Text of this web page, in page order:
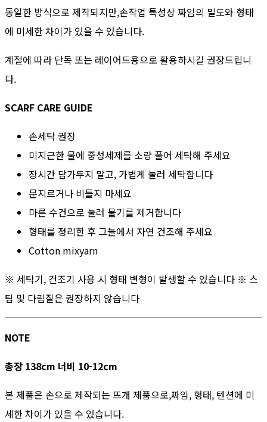
동일한 방식으로 제작되지만,손작업 특성상 짜임의 밀도와 형태
에 미세한 차이가 있을 수 있습니다.
계절에 따라 단독 또는 레이어드용으로 활용하시길 권장드립니
다.
SCARF CARE GUIDE
손세탁 권장
미지근한 물에 중성세제를 소량 풀어 세탁해 주세요
장시간 담가두지 말고, 가볍게 눌러 세탁합니다
문지르거나 비틀지 마세요
마른 수건으로 눌러 물기를 제거합니다
형태를 정리한 후 그늘에서 자연 건조해 주세요
Cotton mixyarn
※ 세탁기, 건조기 사용 시 형태 변형이 발생할 수 있습니다 ※ 스
팀 및 다림질은 권장하지 않습니다
NOTE
총장 138cm 너비 10-12cm
본 제품은 손으로 제작되는 뜨개 제품으로,짜임, 형태, 텐션에 미
세한 차이가 있을 수 있습니다.